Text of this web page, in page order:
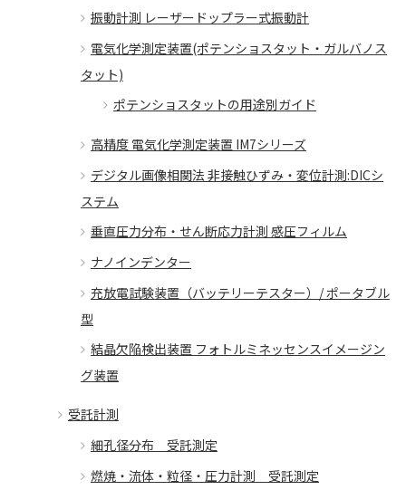
振動計測 レーザードップラー式振動計
電気化学測定装置(ポテンショスタット・ガルバノス
タット)
ポテンショスタットの用途別ガイド
高精度 電気化学測定装置 IM7シリーズ
デジタル画像相関法 非接触ひずみ・変位計測:DICシ
ステム
垂直圧力分布・せん断応力計測 感圧フィルム
ナノインデンター
充放電試験装置（バッテリーテスター）/ ポータブル
型
結晶欠陥検出装置 フォトルミネッセンスイメージン
グ装置
受託計測
細孔径分布 受託測定
燃焼・流体・粒径・圧力計測 受託測定